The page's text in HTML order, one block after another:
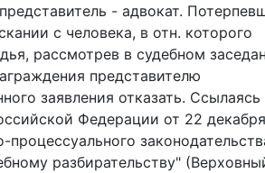
- адвокат.
с человека, в отн. которого
рассмотрев в судебном
представителю
заявления отказать. Ссылаясь
Федерации от 22 декабря
разбирательству"